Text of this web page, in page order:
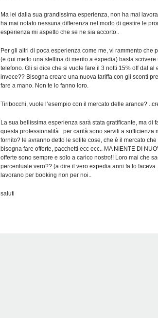
Ma lei dalla sua grandissima esperienza, non ha mai
ha mai notato nessuna differenza nel modo di gestire le
esperienza mi aspetto che se ne sia accorto..
Per gli altri di poca esperienza come me, vi rammento che
(e qui metto una stellina di merito a expedia) basta scrivere
telefono. Gli si dice che si vuole fare il 3 notti 15% off dal al
invece?? Bisogna creare una nuova tariffa con gli sconti
fare a mano. Non te lo fanno loro.
Tiribocchi, vuole l’esempio con il mercato delle arance?
La sua bellissima esperienza sarà stata gratificante, ma di
questa professionalità.. per carità sono servili a sufficienza
fornito? le avranno detto le solite cose, che è il mercato che
bisogna fare offerte, pacchetti ecc ecc.. MA NIENTE DI
offerte sono sempre e solo a carico nostro!! Loro mai che
percentuale vero?? (a dire il vero expedia anni fa lo
lavorano per booking non per noi..
saluti